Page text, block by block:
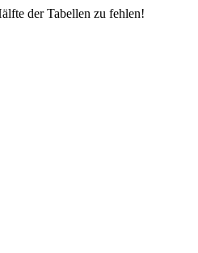
der Tabellen zu fehlen!